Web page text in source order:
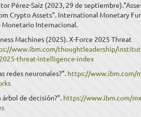
Pérez-Saiz (2023, 29 de
Crypto Assets". International Monetary
Monetario Internacional.
Machines (2025). X-Force 2025 Threat
www.ibm.com/thoughtleadership/
threat-intelligence-index
redes neuronales?”. https://www.ibm.com/
árbol de decisión?”. https://www.ibm.com/